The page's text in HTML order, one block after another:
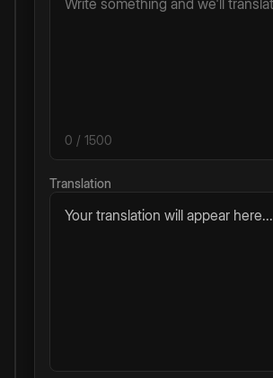
0 / 1500
Translation
Your translation will appear here...